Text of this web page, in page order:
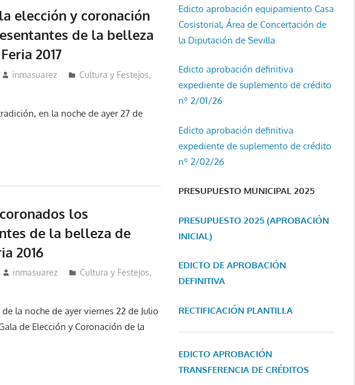
elección y coronación
de la belleza
2017
inmasuarez Cultura y Festejos,
en la noche de ayer 27 de
los
de la belleza de
2016
inmasuarez Cultura y Festejos,
de la noche de ayer viernes 22 de Julio
de Elección y Coronación de la
Edicto aprobación equipamiento Casa
Cosistorial, Área de Concertación de
la Diputación de Sevilla
Edicto aprobación definitiva
expediente de suplemento de crédito
nº 2/01/26
Edicto aprobación definitiva
expediente de suplemento de crédito
nº 2/02/26
PRESUPUESTO MUNICIPAL 2025
PRESUPUESTO 2025 (APROBACIÓN
INICIAL)
EDICTO DE APROBACIÓN
DEFINITIVA
RECTIFICACIÓN PLANTILLA
EDICTO APROBACIÓN
TRANSFERENCIA DE CRÉDITOS